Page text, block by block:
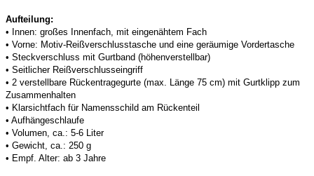
Aufteilung:
• Innen: großes Innenfach, mit eingenähtem Fach
• Vorne: Motiv-Reißverschlusstasche und eine geräumige Vordertasche
• Steckverschluss mit Gurtband (höhenverstellbar)
• Seitlicher Reißverschlusseingriff
• 2 verstellbare Rückentragegurte (max. Länge 75 cm) mit Gurtklipp zum
Zusammenhalten
• Klarsichtfach für Namensschild am Rückenteil
• Aufhängeschlaufe
• Volumen, ca.: 5-6 Liter
• Gewicht, ca.: 250 g
• Empf. Alter: ab 3 Jahre